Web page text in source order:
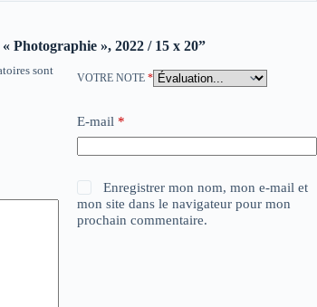
Photographie », 2022 / 15 x 20”
sont
VOTRE NOTE *
E-mail *
Enregistrer mon nom, mon e-mail et
mon site dans le navigateur pour mon
prochain commentaire.